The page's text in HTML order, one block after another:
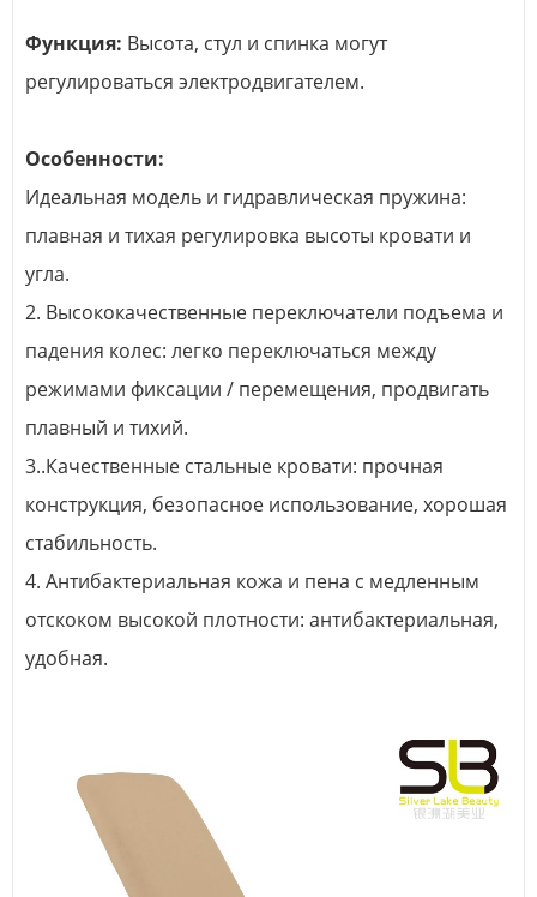
Функция: Высота, стул и спинка могут
регулироваться электродвигателем.
Особенности:
Идеальная модель и гидравлическая пружина:
плавная и тихая регулировка высоты кровати и
угла.
2. Высококачественные переключатели подъема и
падения колес: легко переключаться между
режимами фиксации / перемещения, продвигать
плавный и тихий.
3..Качественные стальные кровати: прочная
конструкция, безопасное использование, хорошая
стабильность.
4. Антибактериальная кожа и пена с медленным
отскоком высокой плотности: антибактериальная,
удобная.